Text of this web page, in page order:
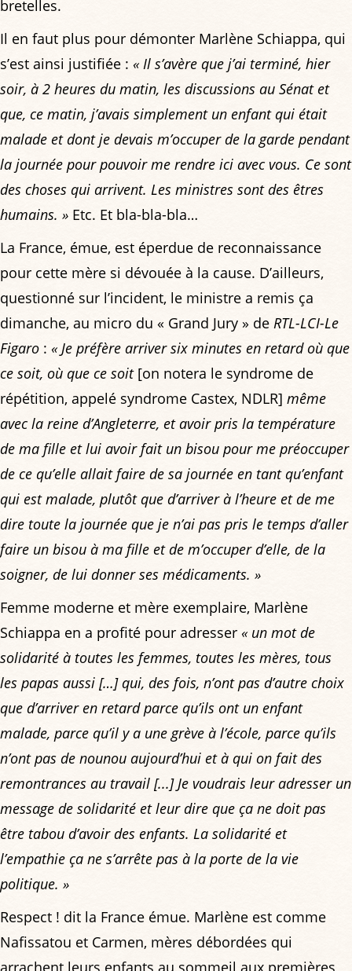
bretelles.
Il en faut plus pour démonter Marlène Schiappa, qui
s’est ainsi justifiée : « Il s’avère que j’ai terminé, hier
soir, à 2 heures du matin, les discussions au Sénat et
que, ce matin, j’avais simplement un enfant qui était
malade et dont je devais m’occuper de la garde pendant
la journée pour pouvoir me rendre ici avec vous. Ce sont
des choses qui arrivent. Les ministres sont des êtres
humains. » Etc. Et bla-bla-bla…
La France, émue, est éperdue de reconnaissance
pour cette mère si dévouée à la cause. D’ailleurs,
questionné sur l’incident, le ministre a remis ça
dimanche, au micro du « Grand Jury » de RTL-LCI-Le
Figaro : « Je préfère arriver six minutes en retard où que
ce soit, où que ce soit[on notera le syndrome de
répétition, appelé syndrome Castex, NDLR] même
avec la reine d’Angleterre, et avoir pris la température
de ma fille et lui avoir fait un bisou pour me préoccuper
de ce qu’elle allait faire de sa journée en tant qu’enfant
qui est malade, plutôt que d’arriver à l’heure et de me
dire toute la journée que je n’ai pas pris le temps d’aller
faire un bisou à ma fille et de m’occuper d’elle, de la
soigner, de lui donner ses médicaments. »
Femme moderne et mère exemplaire, Marlène
Schiappa en a profité pour adresser « un mot de
solidarité à toutes les femmes, toutes les mères, tous
les papas aussi […] qui, des fois, n’ont pas d’autre choix
que d’arriver en retard parce qu’ils ont un enfant
malade, parce qu’il y a une grève à l’école, parce qu’ils
n’ont pas de nounou aujourd’hui et à qui on fait des
remontrances au travail [...] Je voudrais leur adresser un
message de solidarité et leur dire que ça ne doit pas
être tabou d’avoir des enfants. La solidarité et
l’empathie ça ne s’arrête pas à la porte de la vie
politique. »
Respect ! dit la France émue. Marlène est comme
Nafissatou et Carmen, mères débordées qui